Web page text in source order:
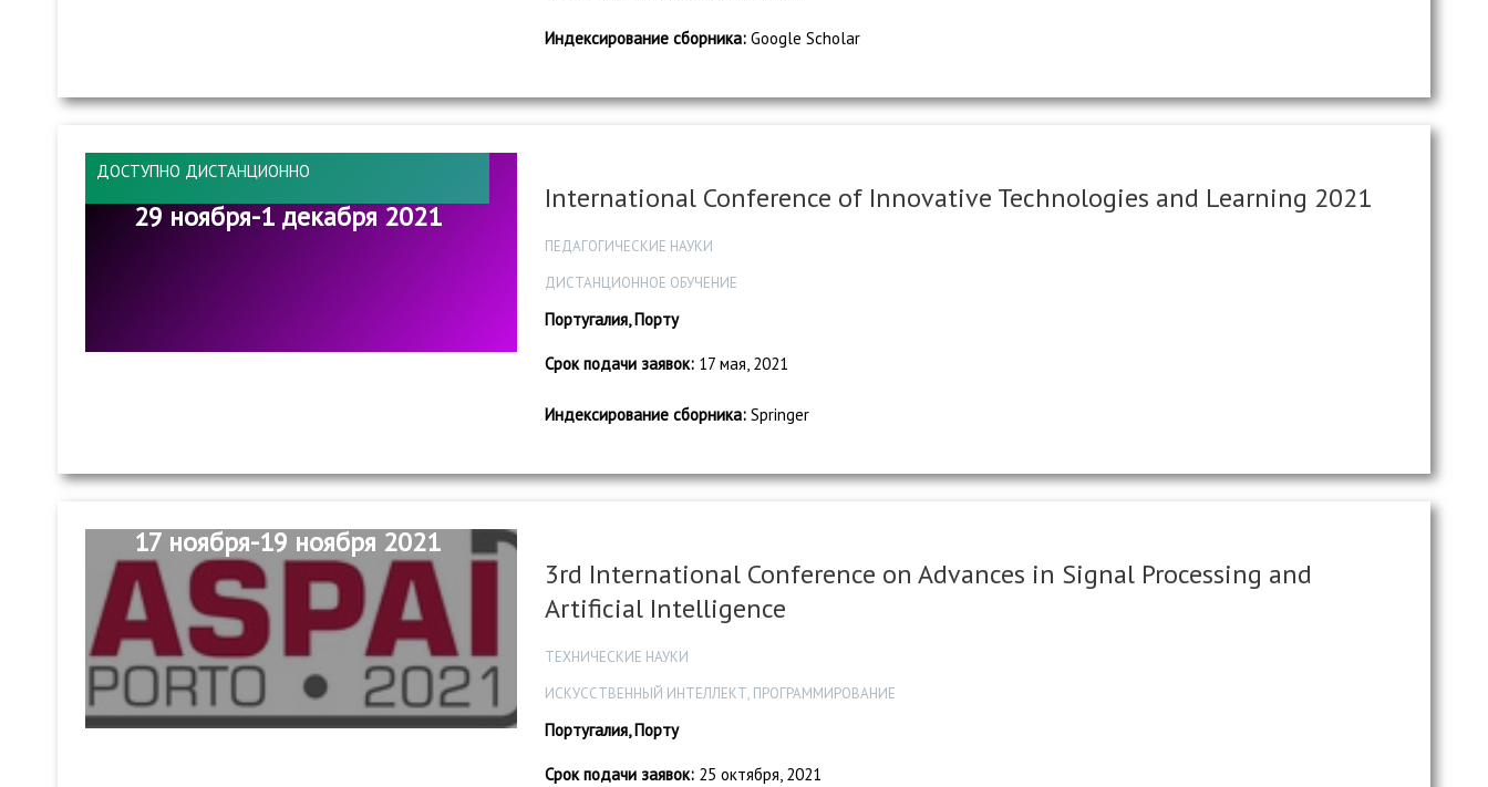
Индексирование сборника: Google Scholar
ДОСТУПНО ДИСТАНЦИОННО
29 ноября-1 декабря 2021
International Conference of Innovative Technologies and Learning 2021
ПЕДАГОГИЧЕСКИЕ НАУКИ
ДИСТАНЦИОННОЕ ОБУЧЕНИЕ
Португалия, Порту
Срок подачи заявок: 17 мая, 2021
Индексирование сборника: Springer
17 ноября-19 ноября 2021
3rd International Conference on Advances in Signal Processing and
Artificial Intelligence
ТЕХНИЧЕСКИЕ НАУКИ
ИСКУССТВЕННЫЙ ИНТЕЛЛЕКТ, ПРОГРАММИРОВАНИЕ
Португалия, Порту
Срок подачи заявок: 25 октября, 2021